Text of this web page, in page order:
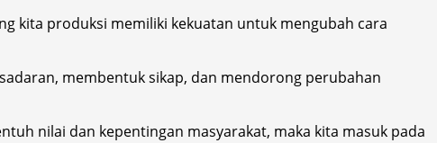
kita produksi memiliki kekuatan untuk mengubah cara
membentuk sikap, dan mendorong perubahan
nilai dan kepentingan masyarakat, maka kita masuk pada